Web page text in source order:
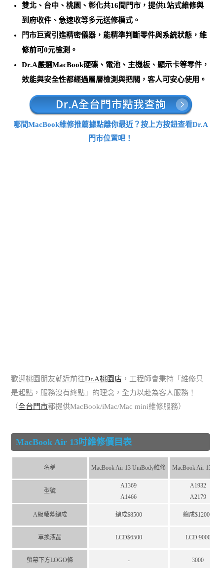
雙北、台中、桃園、彰化共16間門市，提供1站式維修與
到府收件、急速收等多元送修模式。
門市巨資引進精密儀器，能精準判斷零件與系統狀態，維
修前可0元檢測 。
Dr.A嚴選MacBook硬碟、電池、主機板、顯示卡等零件，
效能與安全性都經過層層檢測與把關，客人可安心使用。
哪間MacBook維修推薦據點離你最近？按上方按鈕查看Dr.A
門市位置吧！
歡迎桃園朋友就近前往Dr.A桃園店 ，工程師會秉持「維修只
是起點，服務沒有終點」的理念，全力以赴為客人服務！
（全台門市都提供MacBook/iMac/Mac mini維修服務）
MacBook Air 13吋維修價目表
名稱 MacBook Air 13 UniBody維修 MacBook Air 13維
型號
A1369
A1466
A1932
A2179
A級螢幕總成 總成$8500 總成$12000
單換液晶 LCD$6500 LCD:9000
螢幕下方LOGO條 - 3000